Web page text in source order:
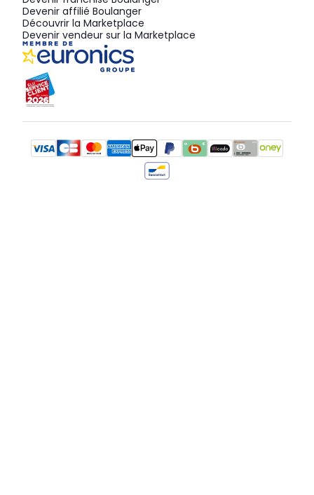
Devenir affilié Boulanger
Découvrir la Marketplace
Devenir vendeur sur la Marketplace